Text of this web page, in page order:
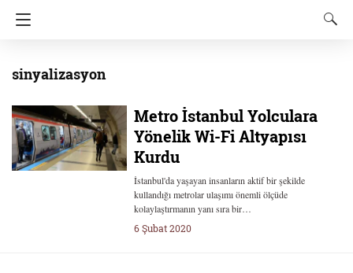
sinyalizasyon
Metro İstanbul Yolculara
Yönelik Wi-Fi Altyapısı
Kurdu
İstanbul'da yaşayan insanların aktif bir şekilde
kullandığı metrolar ulaşımı önemli ölçüde
kolaylaştırmanın yanı sıra bir…
6 Şubat 2020